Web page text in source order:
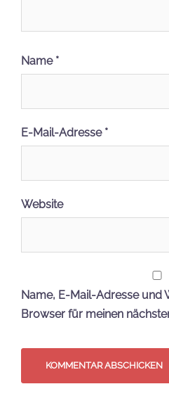
Name *
E-Mail-Adresse *
Website
Name, E-Mail-Adresse und
Browser für meinen